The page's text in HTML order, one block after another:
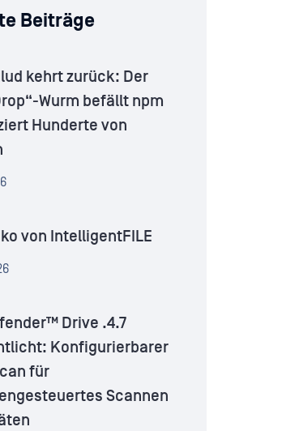
Beiträge
kehrt zurück: Der
Wurm befällt npm
Hunderte von
von IntelligentFILE
Drive .4.7
Konfigurierbarer
für
Scannen